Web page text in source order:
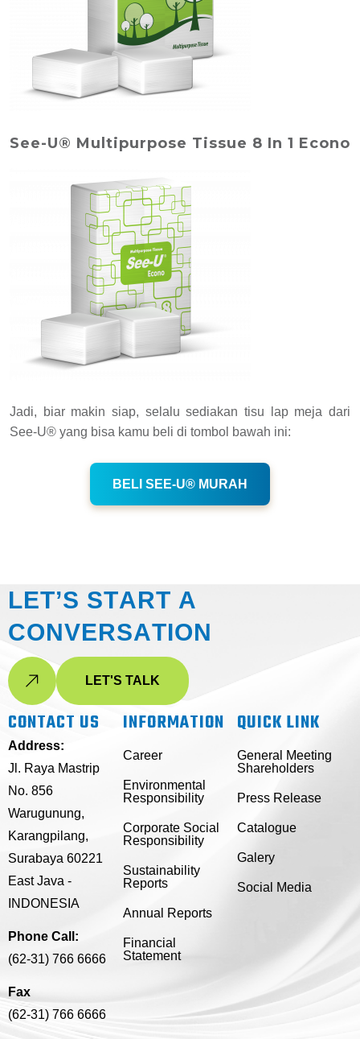
See-U® Multipurpose Tissue 8 In 1 Econo
Jadi, biar makin siap, selalu sediakan tisu lap meja dari
See-U® yang bisa kamu beli di tombol bawah ini:
BELI SEE-U® MURAH
LET’S START A
CONVERSATION
LET'S TALK
CONTACT US
Address:
Jl. Raya Mastrip
No. 856
Warugunung,
Karangpilang,
Surabaya 60221
East Java -
INDONESIA
Phone Call:
(62-31) 766 6666
Fax
(62-31) 766 6666
INFORMATION
Career
Environmental
Responsibility
Corporate Social
Responsibility
Sustainability
Reports
Annual Reports
Financial
Statement
QUICK LINK
General Meeting
Shareholders
Press Release
Catalogue
Galery
Social Media